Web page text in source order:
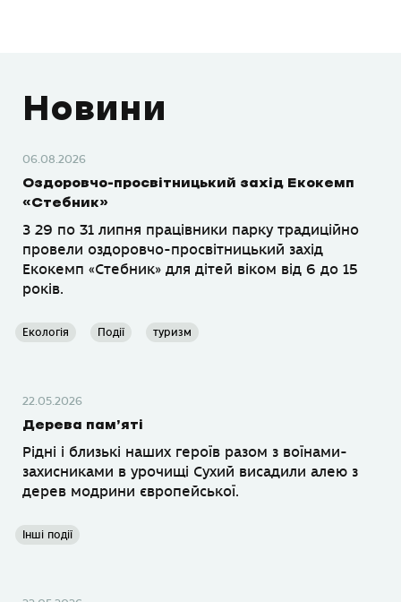
Новини
06.08.2026
Оздоровчо-просвітницький захід Екокемп
«Стебник»
З 29 по 31 липня працівники парку традиційно
провели оздоровчо-просвітницький захід
Екокемп «Стебник» для дітей віком від 6 до 15
років.
Екологія Події туризм
22.05.2026
Дерева пам’яті
Рідні і близькі наших героїв разом з воїнами-
захисниками в урочищі Сухий висадили алею з
дерев модрини європейської.
Інші події